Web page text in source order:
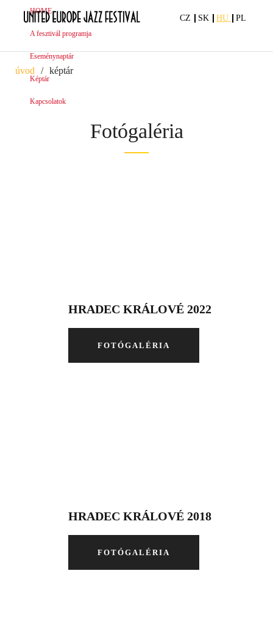
CZ SK HU PL
HOME
A fesztivál programja
Eseménynaptár
Képtár
Kapcsolatok
úvod képtár
Fotógaléria
HRADEC KRÁLOVÉ 2022
FOTÓGALÉRIA
HRADEC KRÁLOVÉ 2018
FOTÓGALÉRIA